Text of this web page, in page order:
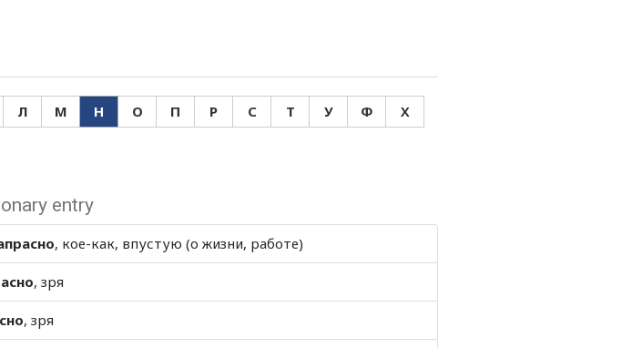
Л М Н О П Р С Т У Ф
Х
entry
, кое-как, впустую (о жизни, работе)
, зря
, зря